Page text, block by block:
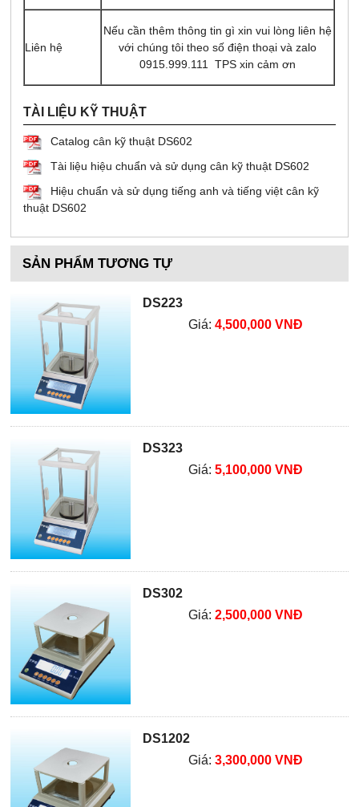
Liên hệ
Nếu cần thêm thông tin gì xin vui lòng liên hệ
với chúng tôi theo số điện thoại và zalo
0915.999.111 TPS xin cảm ơn
TÀI LIỆU KỸ THUẬT
Catalog cân kỹ thuật DS602
Tài liệu hiệu chuẩn và sử dụng cân kỹ thuật DS602
Hiệu chuẩn và sử dụng tiếng anh và tiếng việt cân kỹ
thuật DS602
SẢN PHẨM TƯƠNG TỰ
DS223
Giá: 4,500,000 VNĐ
DS323
Giá: 5,100,000 VNĐ
DS302
Giá: 2,500,000 VNĐ
DS1202
Giá: 3,300,000 VNĐ